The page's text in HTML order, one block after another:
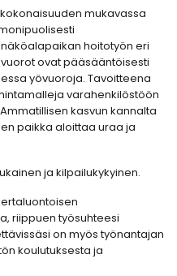
mukavassa
hoitotyön eri
ovat pääsääntöisesti
yövuoroja. Tavoitteena
varahenkilöstöön
kasvun kannalta
paikka aloittaa uraa ja
ja kilpailukykyinen.
riippuen työsuhteesi
on myös työnantajan
koulutuksesta ja